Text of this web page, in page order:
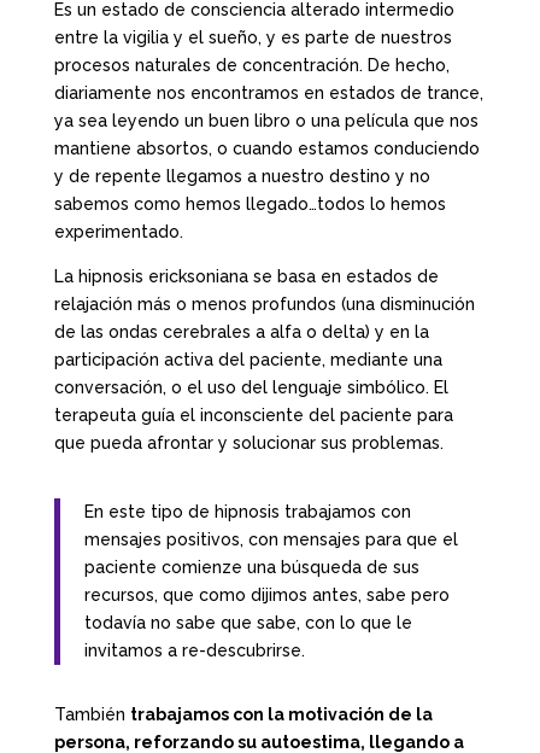
Es un estado de consciencia alterado intermedio
entre la vigilia y el sueño, y es parte de nuestros
procesos naturales de concentración. De hecho,
diariamente nos encontramos en estados de trance,
ya sea leyendo un buen libro o una película que nos
mantiene absortos, o cuando estamos conduciendo
y de repente llegamos a nuestro destino y no
sabemos como hemos llegado…todos lo hemos
experimentado.
La hipnosis ericksoniana se basa en estados de
relajación más o menos profundos (una disminución
de las ondas cerebrales a alfa o delta) y en la
participación activa del paciente, mediante una
conversación, o el uso del lenguaje simbólico. El
terapeuta guía el inconsciente del paciente para
que pueda afrontar y solucionar sus problemas.
En este tipo de hipnosis trabajamos con
mensajes positivos, con mensajes para que el
paciente comienze una búsqueda de sus
recursos, que como dijimos antes, sabe pero
todavía no sabe que sabe, con lo que le
invitamos a re-descubrirse.
También trabajamos con la motivación de la
persona, reforzando su autoestima, llegando a